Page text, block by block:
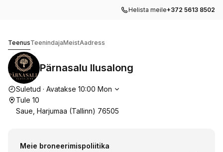
Helista meile+372 5613 8502
TeenusTeenindajaMeistAadress
Pärnasalu Ilusalong
Lahtiolekuajad
Suletud · Avatakse 10:00 Mon
Tule 10
Saue, Harjumaa (Tallinn) 76505
Meie broneerimispoliitika